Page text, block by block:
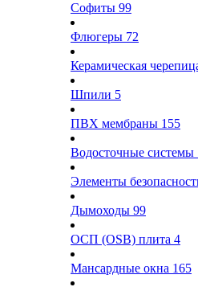
Софиты 99
Флюгеры 72
Керамическая
Шпили 5
ПВХ мембраны 155
Водосточные системы
Элементы
Дымоходы 99
ОСП (OSB) плита 4
Мансардные окна 165